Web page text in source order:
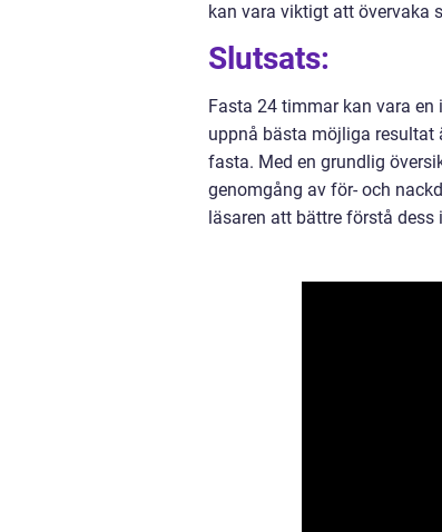
kan vara viktigt att övervaka
Slutsats:
Fasta 24 timmar kan vara
uppnå bästa möjliga resultat
fasta. Med en grundlig
genomgång av för- och
läsaren att bättre förstå